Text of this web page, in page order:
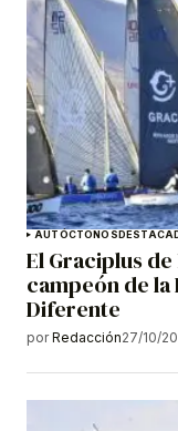
AUTÓCTONOS
El Graciplus
campeón de la
Diferente
por Redacción27/10/